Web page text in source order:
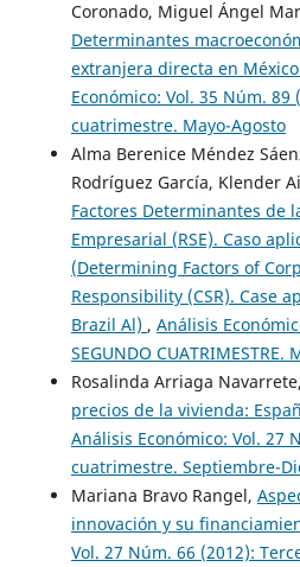
Coronado, Miguel Ángel
Determinantes
extranjera directa en México
Económico: Vol. 35 Núm. 89
cuatrimestre. Mayo-Agosto
Alma Berenice Méndez
Rodríguez García, Klender
Factores Determinantes de
Empresarial (RSE). Caso
(Determining Factors of
Responsibility (CSR). Case
Brazil Al) , Análisis
SEGUNDO CUATRIMESTRE.
Rosalinda Arriaga Navarrete,
precios de la vivienda:
Análisis Económico: Vol. 27
cuatrimestre. Septiembre-
Mariana Bravo Rangel,
innovación y su
Vol. 27 Núm. 66 (2012):